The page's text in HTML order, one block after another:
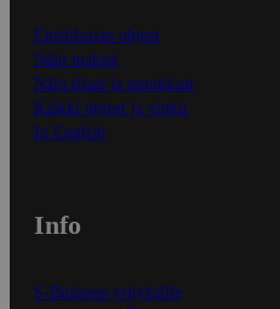
Ensitilaajan ohjeet
Näin maksat
Näin tilaat ja muokkaat
Kaikki ohjeet ja vinkit
In English
Info
S-Business yrityksille